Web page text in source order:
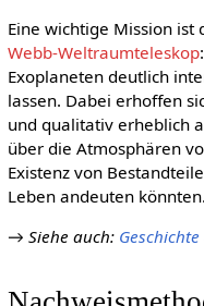
Eine wichtige Mission ist
Webb-Weltraumteleskop
Exoplaneten deutlich
lassen. Dabei erhoffen
und qualitativ erheblich
über die Atmosphären
Existenz von
Leben andeuten könnten.
→ Siehe auch: